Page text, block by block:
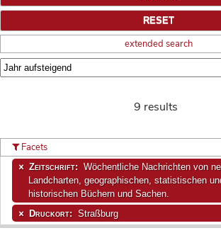
extended search
9 results
Facets
Zeitschrift:
Wöchentliche Nachrichten von
Landcharten, geographischen, statistischen
historischen Büchern und Sachen.
Druckort: Straßburg